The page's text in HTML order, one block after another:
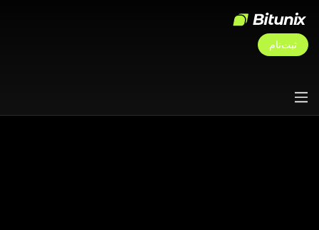
ثبت‌نام